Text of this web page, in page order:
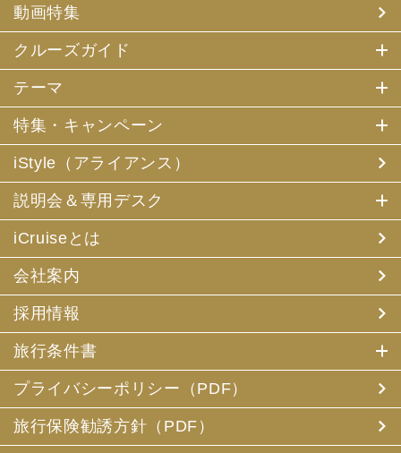
動画特集
クルーズガイド
テーマ
特集・キャンペーン
iStyle（アライアンス）
説明会＆専用デスク
iCruiseとは
会社案内
採用情報
旅行条件書
プライバシーポリシー（PDF）
旅行保険勧誘方針（PDF）